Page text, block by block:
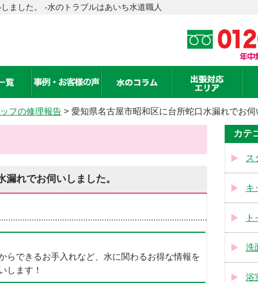
ました。 -水のトラブルはあいち水道職人
フの修理報告 > 愛知県名古屋市昭和区に台所蛇口水漏れでお伺
れでお伺いしました。
らできるお手入れなど、水に関わるお得な情報を
します！
カテ
ス
キ
ト
洗
浴